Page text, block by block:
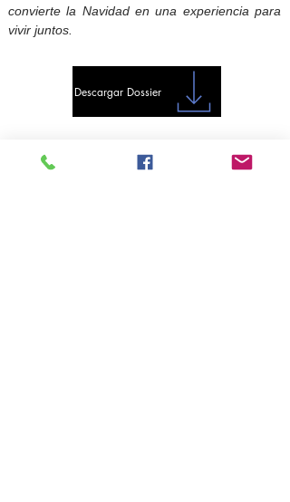
convierte la Navidad en una experiencia para
vivir juntos.
Descargar Dossier